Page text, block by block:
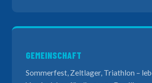
GEMEINSCHAFT
Sommerfest, Zeltlager, Triathlon –